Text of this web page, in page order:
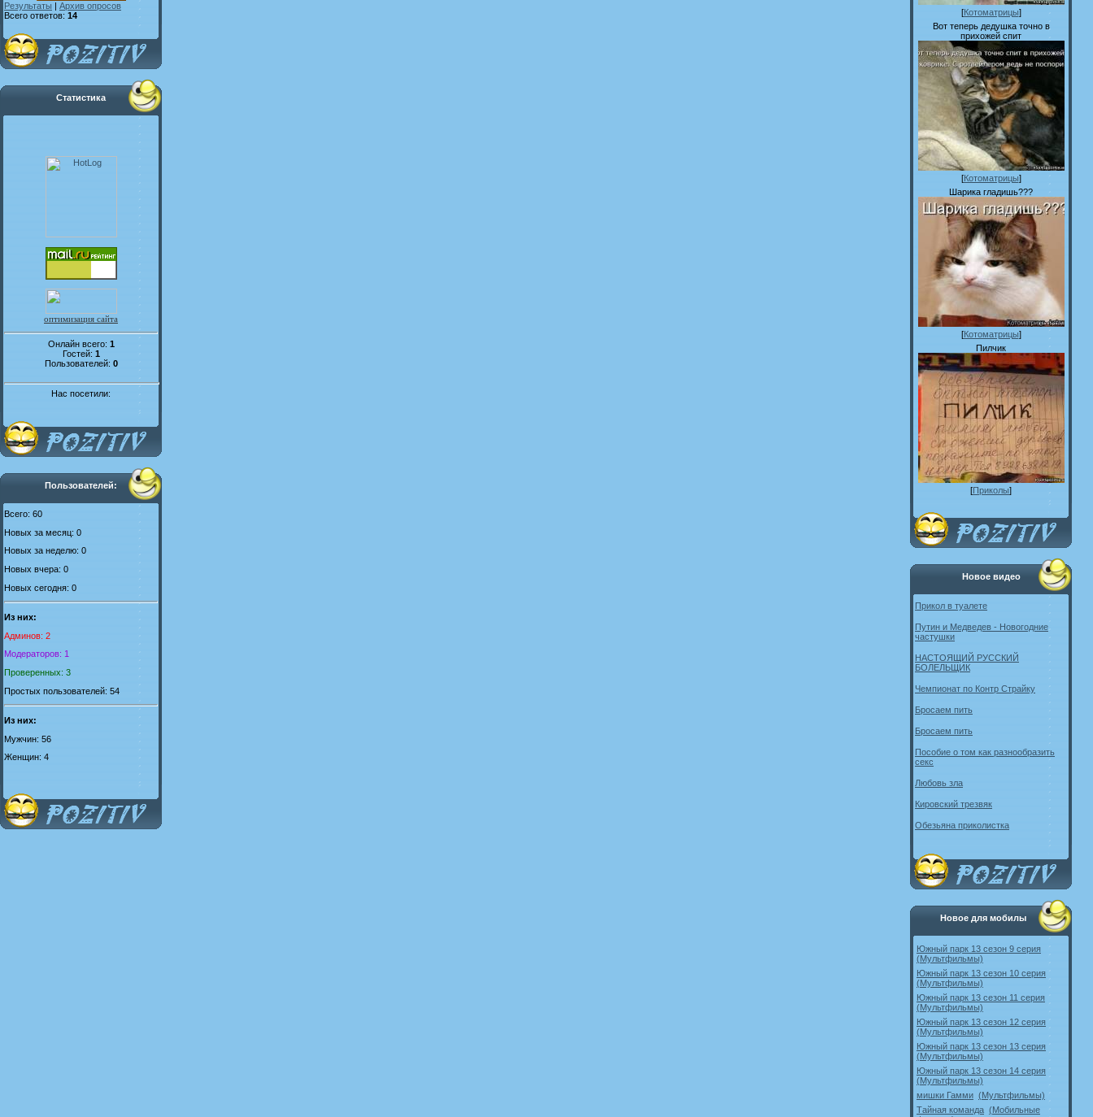
Результаты | Архив опросов
Всего ответов: 14
Статистика
оптимизация сайта
Онлайн всего: 1
Гостей: 1
Пользователей: 0
Нас посетили:
Пользователей:
Всего: 60
Новых за месяц: 0
Новых за неделю: 0
Новых вчера: 0
Новых сегодня: 0
Из них:
Админов: 2
Модераторов: 1
Проверенных: 3
Простых пользователей: 54
Из них:
Мужчин: 56
Женщин: 4
[Котоматрицы]
Вот теперь дедушка точно в
прихожей спит
[Котоматрицы]
Шарика гладишь???
[Котоматрицы]
Пилчик
[Приколы]
Новое видео
Прикол в туалете
Путин и Медведев - Новогодние
частушки
НАСТОЯЩИЙ РУССКИЙ
БОЛЕЛЬЩИК
Чемпионат по Контр Страйку
Бросаем пить
Бросаем пить
Пособие о том как разнообразить
секс
Любовь зла
Кировский трезвяк
Обезьяна приколистка
Новое для мобилы
Южный парк 13 сезон 9 серия
(Мультфильмы)
Южный парк 13 сезон 10 серия
(Мультфильмы)
Южный парк 13 сезон 11 серия
(Мультфильмы)
Южный парк 13 сезон 12 серия
(Мультфильмы)
Южный парк 13 сезон 13 серия
(Мультфильмы)
Южный парк 13 сезон 14 серия
(Мультфильмы)
мишки Гамми (Мультфильмы)
Тайная команда (Мобильные